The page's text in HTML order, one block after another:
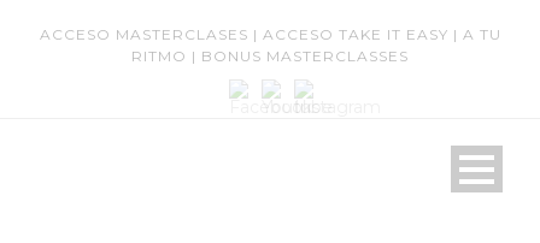
ACCESO MASTERCLASES | ACCESO TAKE IT EASY | A TU
RITMO | BONUS MASTERCLASSES